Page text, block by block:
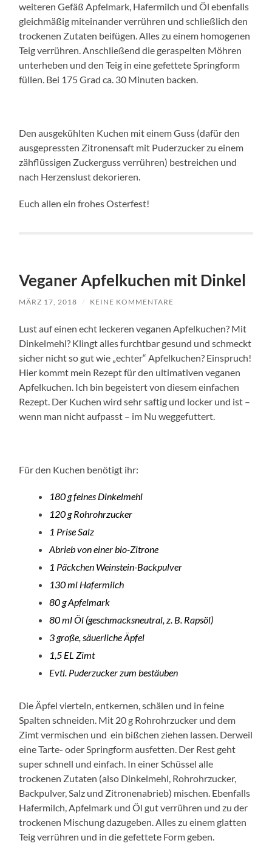
weiteren Gefäß Apfelmark, Hafermilch und Öl ebenfalls
gleichmäßig miteinander verrühren und schließlich den
trockenen Zutaten beifügen. Alles zu einem homogenen
Teig verrühren. Anschließend die geraspelten Möhren
unterheben und den Teig in eine gefettete Springform
füllen. Bei 175 Grad ca. 30 Minuten backen.
Den ausgekühlten Kuchen mit einem Guss (dafür den
ausgepressten Zitronensaft mit Puderzucker zu einem
zähflüssigen Zuckerguss verrühren) bestreichen und
nach Herzenslust dekorieren.
Euch allen ein frohes Osterfest!
Veganer Apfelkuchen mit Dinkel
MÄRZ 17, 2018 / KEINE KOMMENTARE
Lust auf einen echt leckeren veganen Apfelkuchen? Mit
Dinkelmehl? Klingt alles furchtbar gesund und schmeckt
sicher nicht so gut wie „echter“ Apfelkuchen? Einspruch!
Hier kommt mein Rezept für den ultimativen veganen
Apfelkuchen. Ich bin begeistert von diesem einfachen
Rezept. Der Kuchen wird sehr saftig und locker und ist –
wenn man nicht aufpasst – im Nu weggefuttert.
Für den Kuchen benötigt ihr:
180 g feines Dinkelmehl
120 g Rohrohrzucker
1 Prise Salz
Abrieb von einer bio-Zitrone
1 Päckchen Weinstein-Backpulver
130 ml Hafermilch
80 g Apfelmark
80 ml Öl (geschmacksneutral, z. B. Rapsöl)
3 große, säuerliche Äpfel
1,5 EL Zimt
Evtl. Puderzucker zum bestäuben
Die Äpfel vierteln, entkernen, schälen und in feine
Spalten schneiden. Mit 20 g Rohrohrzucker und dem
Zimt vermischen und ein bißchen ziehen lassen. Derweil
eine Tarte- oder Springform ausfetten. Der Rest geht
super schnell und einfach. In einer Schüssel alle
trockenen Zutaten (also Dinkelmehl, Rohrohrzucker,
Backpulver, Salz und Zitronenabrieb) mischen. Ebenfalls
Hafermilch, Apfelmark und Öl gut verrühren und zu der
trockenen Mischung dazugeben. Alles zu einem glatten
Teig verrühren und in die gefettete Form geben.